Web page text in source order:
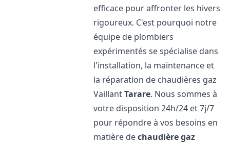
efficace pour affronter les hivers
rigoureux. C'est pourquoi notre
équipe de plombiers
expérimentés se spécialise dans
l'installation, la maintenance et
la réparation de chaudières gaz
VaillantTarare. Nous sommes à
votre disposition 24h/24 et 7j/7
pour répondre à vos besoins en
matière dechaudière gaz